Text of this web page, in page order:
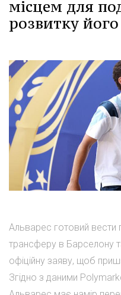
місцем для
розвитку
Альварес готовий
трансферу в Барселону
офіційну заяву, щоб
Згідно з даними